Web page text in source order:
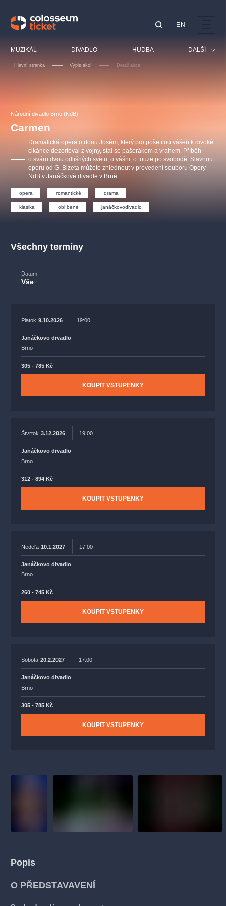
MUZIKÁL DIVADLO HUDBA DALŠÍ
Sport
Ostatní
EN
Hlavní stránka Výpis akcí Detail akce
Národní divadlo Brno (NdB)
Carmen
Dramatická opera o donu Josém, který pro pošetilou vášeň k divoké
cikánce dezertoval z vojny, stal se pašerákem a vrahem. Příběh
o sváru dvou odlišných světů, o vášni, o touze po svobodě. Slavnou
operu od G. Bizeta můžete zhlédnout v provedení souboru Opery
NdB v Janáčkově divadle v Brně.
opera romantické drama
klasika oblíbené janáčkovodivadlo
Všechny termíny
Datum
Vše
Piatok 9.10.2026 19:00
Janáčkovo divadlo
Brno
305 - 785 Kč
KOUPIT VSTUPENKY
Štvrtok 3.12.2026 19:00
Janáčkovo divadlo
Brno
312 - 894 Kč
KOUPIT VSTUPENKY
Nedeľa 10.1.2027 17:00
Janáčkovo divadlo
Brno
260 - 745 Kč
KOUPIT VSTUPENKY
Sobota 20.2.2027 17:00
Janáčkovo divadlo
Brno
305 - 785 Kč
KOUPIT VSTUPENKY
Popis
O PŘEDSTAVAVENÍ
OBYČEJNÁ HOLKA
Agentura 44, s.r.o.
Ostatní hledají
muzikálypraha
Nejnavštěvovanější
filmováhudba státníopera